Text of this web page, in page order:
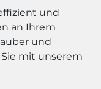
und
an Ihrem
und
mit unserem